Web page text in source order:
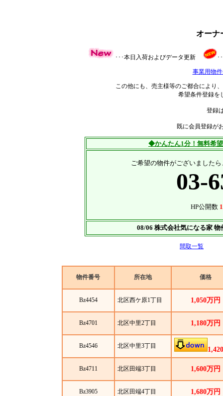
オーナ
･･･本日入荷およびデータ更新 ･
事業用物
この他にも、売主様等のご都合により
希望条件登録を
登録
既に会員登録が
◆かんたん1分！無料希
ご希望の物件がございました
03-
HP公開数
08/06 株式会社気になる
間取一覧
物件番号 所在地 価格
Bz4454 北区西ケ原1丁目 1,050万円
Bz4701 北区中里2丁目 1,180万円
Bz4546 北区中里3丁目
Bz4711 北区田端3丁目 1,600万円
Bz3905 北区田端4丁目 1,680万円